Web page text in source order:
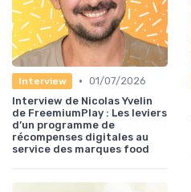
Interview • 01/07/2026
Interview de Nicolas Yvelin
de FreemiumPlay : Les leviers
d’un programme de
récompenses digitales au
service des marques food